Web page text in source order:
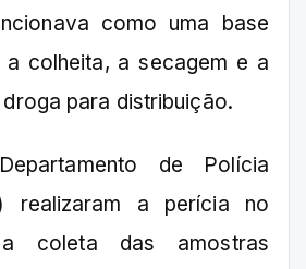
como uma base
colheita, a secagem e a
para distribuição.
de Polícia
realizaram a perícia no
coleta das amostras